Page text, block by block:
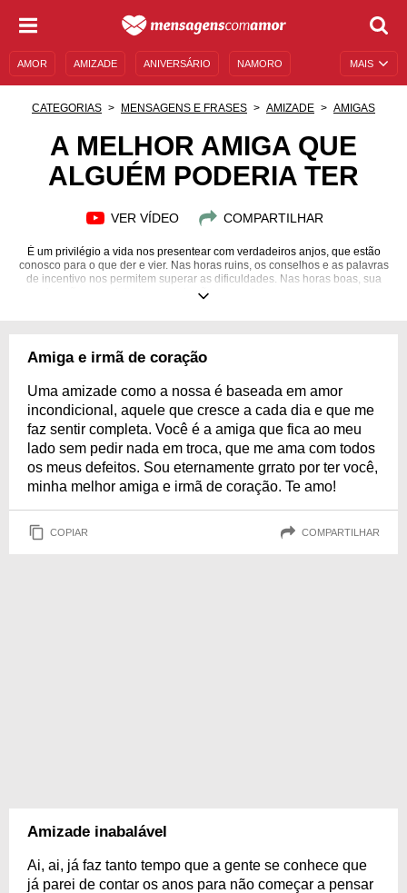
MAIS
AMOR AMIZADE ANIVERSÁRIO NAMORO
MENSAGENS E FRASES MENSAGENS DE ANIVERSÁRIO
CATEGORIAS MENSAGENS E FRASES AMIZADE AMIGAS
A MELHOR AMIGA QUE
ALGUÉM PODERIA TER
VER VÍDEO COMPARTILHAR
É um privilégio a vida nos presentear com verdadeiros anjos, que estão
conosco para o que der e vier. Nas horas ruins, os conselhos e as palavras
de incentivo nos permitem superar as dificuldades. Nas horas boas, sua
animação e seu jeito engraçado são essenciais para celebrarmos as
explicam a melhor amiga que alguém poderia ter!
Amiga e irmã de coração
Uma amizade como a nossa é baseada em amor
incondicional, aquele que cresce a cada dia e que me
faz sentir completa. Você é a amiga que fica ao meu
lado sem pedir nada em troca, que me ama com todos
os meus defeitos. Sou eternamente grrato por ter você,
minha melhor amiga e irmã de coração. Te amo!
COPIAR COMPARTILHAR
Amizade inabalável
Ai, ai, já faz tanto tempo que a gente se conhece que
já parei de contar os anos para não começar a pensar